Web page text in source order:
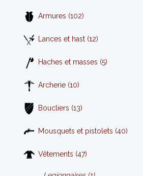
Armures (102)
Lances et hast (12)
Haches et masses (5)
Archerie (10)
Boucliers (13)
Mousquets et pistolets (40)
Vêtements (47)